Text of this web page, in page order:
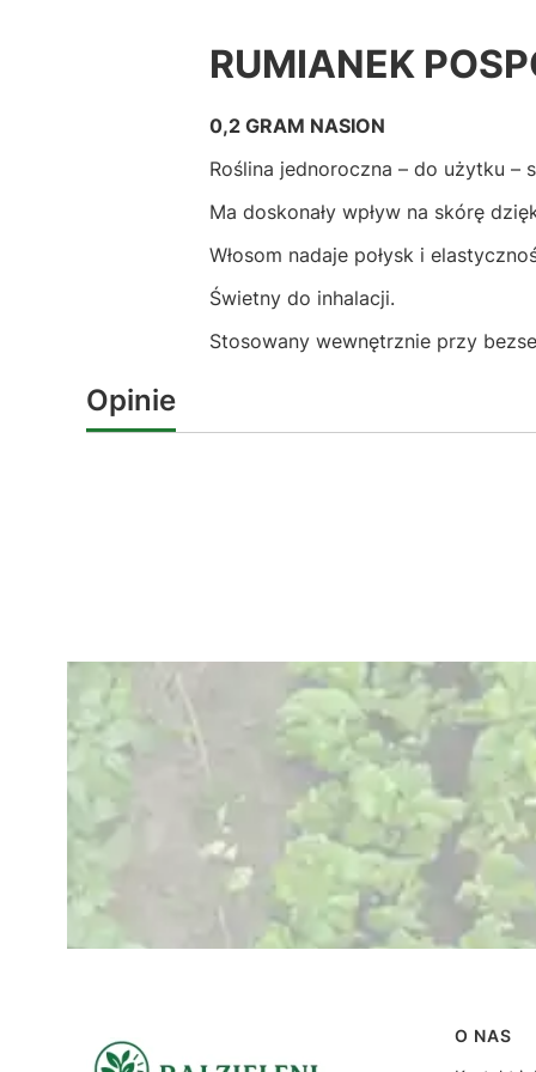
RUMIANEK
0,2 GRAM NASION
Roślina jednoroczna – do użytku
Ma doskonały wpływ na skórę
Włosom nadaje połysk i
Świetny do inhalacji.
Stosowany wewnętrznie przy
Opinie
Linki
O NAS